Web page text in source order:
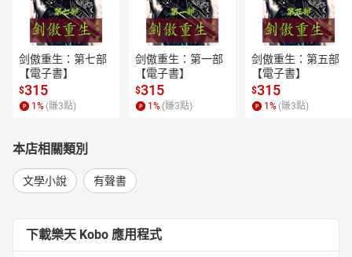
剑傲重生：第七部
【電子書】
$315
1 % (賺3點)
剑傲重生：第一部
【電子書】
$315
1 % (賺3點)
剑傲重生：第五部
【電子書】
$315
1 % (賺3點)
本店相關類別
文學小說 有聲書
下載樂天 Kobo 應用程式